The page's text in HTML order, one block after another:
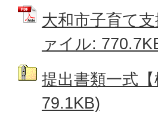
大和市子育て
ァイル:
提出書類一式
79.1KB)